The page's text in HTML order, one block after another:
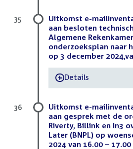
Uitkomst e-
aan besloten
Algemene
onderzoeksplan naar
op 3 december
-Details
35
Uitkomst e-
aan gesprek met de
Riverty, Billink en In3
Later (BNPL) op
2024 van 16.00 – 17.00
36